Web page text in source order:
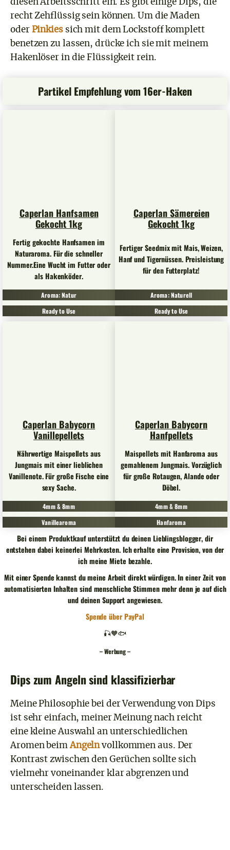
recht Zehflüssig sein können. Um die Maden
oder Pinkiessich mit dem Lockstoff komplett
benetzen zu lassen, drücke ich sie mit meinem
Hakenlöser in die Flüssigkeit rein.
Partikel Empfehlung vom 16er-Haken
Caperlan Hanfsamen
Gekocht 1kg
Fertig gekochte Hanfsamen im
Naturaroma. Für die schneller
Nummer.Eine Wucht im Futter oder
als Hakenköder.
Aroma: Natur
Ready to Use
Caperlan Sämereien
Gekocht 1kg
Fertiger Seedmix mit Mais, Weizen,
Hanf und Tigernüssen. Preisleistung
für den Futterplatz!
Aroma: Naturell
Ready to Use
Caperlan Babycorn
Vanillepellets
Nährwertige Maispellets aus
Jungmais mit einer lieblichen
Vanillenote. Für große Fische eine
sexy Sache.
4mm & 8mm
Vanillearoma
Caperlan Babycorn
Hanfpellets
Maispellets mit Hanfaroma aus
gemahlenem Jungmais. Vorzüglich
für große Rotaugen, Alande oder
Döbel.
4mm & 8mm
Hanfaroma
Bei einem Produktkauf unterstützt du deinen Lieblingsblogger, dir
entstehen dabei keinerlei Mehrkosten. Ich erhalte eine Provision, von der
ich meine Miete bezahle.
Mit einer Spende kannst du meine Arbeit direkt würdigen. In einer Zeit von
automatisierten Inhalten sind menschliche Stimmen mehr denn je auf dich
und deinen Support angewiesen.
Spende über PayPal
🎣🧡🐟
– Werbung –
Dips zum Angeln sind klassifizierbar
Meine Philosophie bei der Verwendung von Dips
ist sehr einfach, meiner Meinung nach reicht
eine kleine Auswahl an unterschiedlichen
Aromen beimAngelnvollkommen aus. Der
Kontrast zwischen den Gerüchen sollte sich
vielmehr voneinander klar abgrenzen und
unterscheiden lassen.